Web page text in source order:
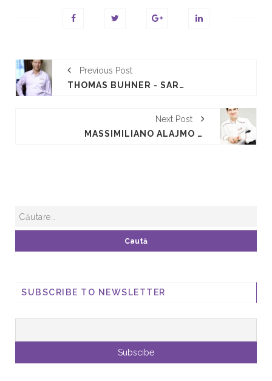
Previous Post
THOMAS BÜHNER - SARBATOAREA GUSTULUI
Next Post
MASSIMILIANO ALAJMO - SARBATOAREA GUSTULUI
SUBSCRIBE TO NEWSLETTER